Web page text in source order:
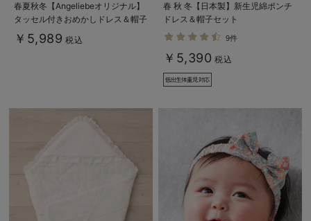
春夏秋冬【Angeliebeオリジナル】
タッセル付きおめかしドレス＆帽子
セット
￥5,989 税込
春 秋 冬【日本製】新生児綿ポンチ
ドレス＆帽子セット
9件
￥5,390 税込